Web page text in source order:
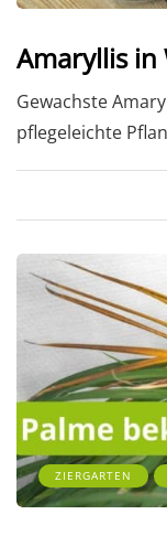
Amaryllis in
Gewachste
pflegeleichte
ZIERGARTEN